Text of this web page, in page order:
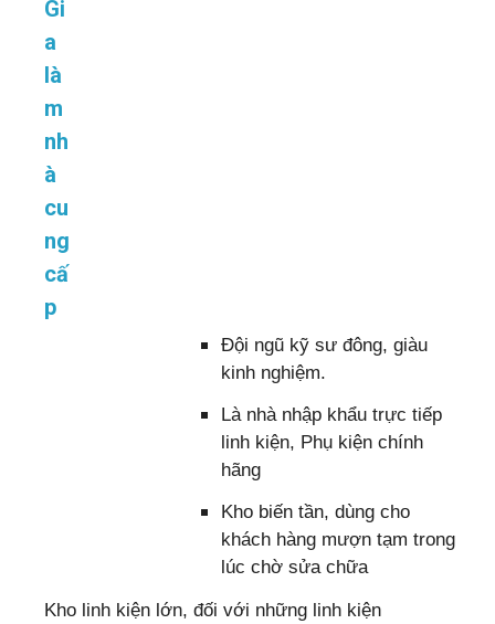
Gi
a
là
m
nh
à
cu
ng
cấ
p
Đội ngũ kỹ sư đông, giàu
kinh nghiệm.
Là nhà nhập khẩu trực tiếp
linh kiện, Phụ kiện chính
hãng
Kho biến tần, dùng cho
khách hàng mượn tạm trong
lúc chờ sửa chữa
Kho linh kiện lớn, đối với những linh kiện